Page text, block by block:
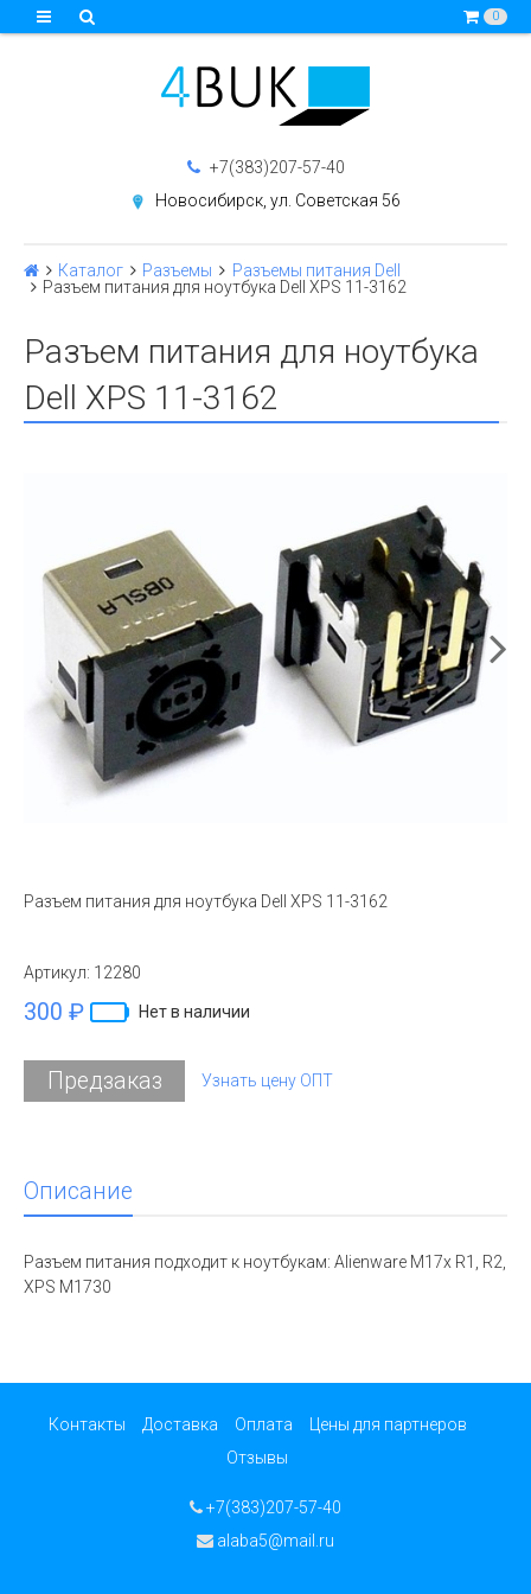
0
+7(383)207-57-40
Новосибирск, ул. Советская 56
Каталог Разъемы
Разъемы питания Dell
Разъем питания для ноутбука Dell XPS 11-3162
Разъем питания для ноутбука
Dell XPS 11-3162
Разъем питания для ноутбука Dell XPS 11-3162
Артикул: 12280
300 ₽ Нет в наличии
Предзаказ Узнать цену ОПТ
Описание
Разъем питания подходит к ноутбукам: Alienware M17x R1, R2,
XPS M1730
Контакты Доставка Оплата
Цены для партнеров
Отзывы
+7(383)207-57-40
alaba5@mail.ru